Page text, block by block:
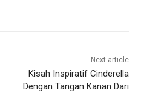
Next article
Kisah Inspiratif Cinderella
Dengan Tangan Kanan Dari